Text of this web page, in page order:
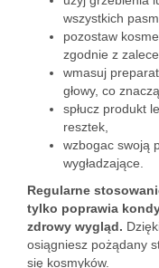
wszystkich pasm,
pozostaw
zgodnie z
wmasuj
głowy, co
spłucz produkt
resztek,
wzbogac swoją
wygładzające.
Regularne
tylko poprawia
zdrowy wygląd.
osiągniesz pożądany
się kosmyków.